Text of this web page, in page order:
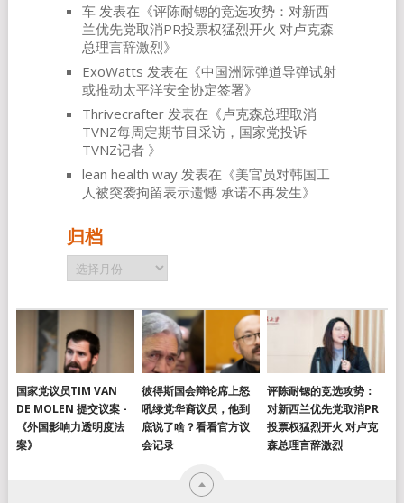
车发表在《评陈耐锶的竞选攻势：对新西
兰优先党取消PR投票权猛烈开火 对卢克森
总理言辞激烈》
ExoWatts 发表在《中国洲际弹道导弹试射
或推动太平洋安全协定签署》
Thrivecrafter发表在《卢克森总理取消
TVNZ每周定期节目采访，国家党投诉
TVNZ记者 》
lean health way发表在《美官员对韩国工
人被突袭拘留表示遗憾 承诺不再发生》
归档
归
档
国家党议员TIM VAN
DE MOLEN 提交议案 -
《外国影响力透明度法
案》
彼得斯国会辩论席上怒
吼绿党华裔议员，他到
底说了啥？看看官方议
会记录
评陈耐锶的竞选攻势：
对新西兰优先党取消PR
投票权猛烈开火 对卢克
森总理言辞激烈